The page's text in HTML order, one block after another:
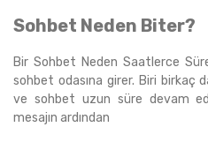
Sohbet Neden Biter?
Bir Sohbet Neden Saatlerce
sohbet odasına girer. Biri birkaç
ve sohbet uzun süre devam
mesajın ardından